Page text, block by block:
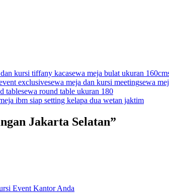
kursi tiffany kacasewa meja bulat ukuran 160cm
exclusivesewa meja dan kursi meetingsewa
tablesewa round table ukuran 180
ibm siap setting kelapa dua wetan jaktim
Jakarta Selatan”
Event Kantor Anda